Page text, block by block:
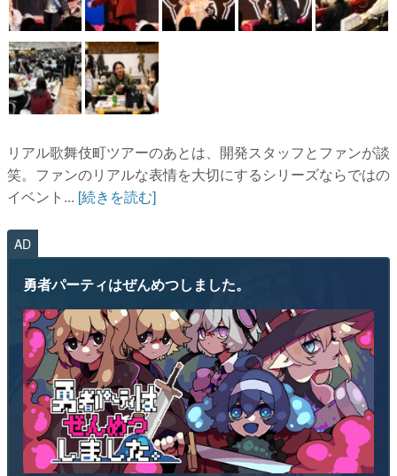
リアル歌舞伎町ツアーのあとは、開発スタッフとファンが談
笑。ファンのリアルな表情を大切にするシリーズならではの
イベント... [続きを読む]
AD
勇者パーティはぜんめつしました。